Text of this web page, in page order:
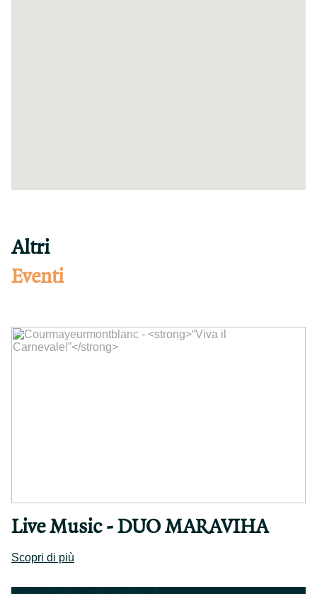
Altri
Eventi
Live Music - DUO MARAVIHA
Scopri di più